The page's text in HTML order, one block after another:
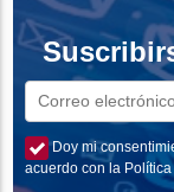
Doy mi
acuerdo con la